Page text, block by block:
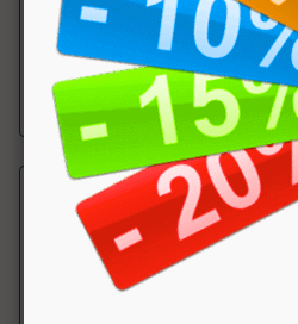
muscolare e in
a partire da € 24.90